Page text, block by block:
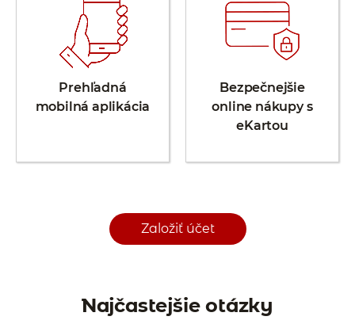
Prehľadná
mobilná aplikácia
Bezpečnejšie
online nákupy s
eKartou
Založiť účet
Najčastejšie otázky